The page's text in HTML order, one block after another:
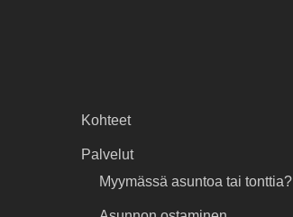
Kohteet
Palvelut
Myymässä asuntoa tai tonttia?